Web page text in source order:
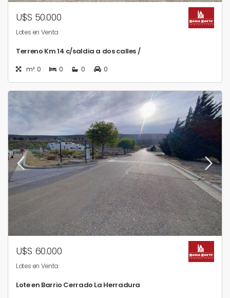
U$S 50.000
Lotes en Venta
Terreno Km 14 c/saldia a dos calles /
m²: 0 0 0 0
U$S 60.000
Lotes en Venta
Lote en Barrio Cerrado La Herradura